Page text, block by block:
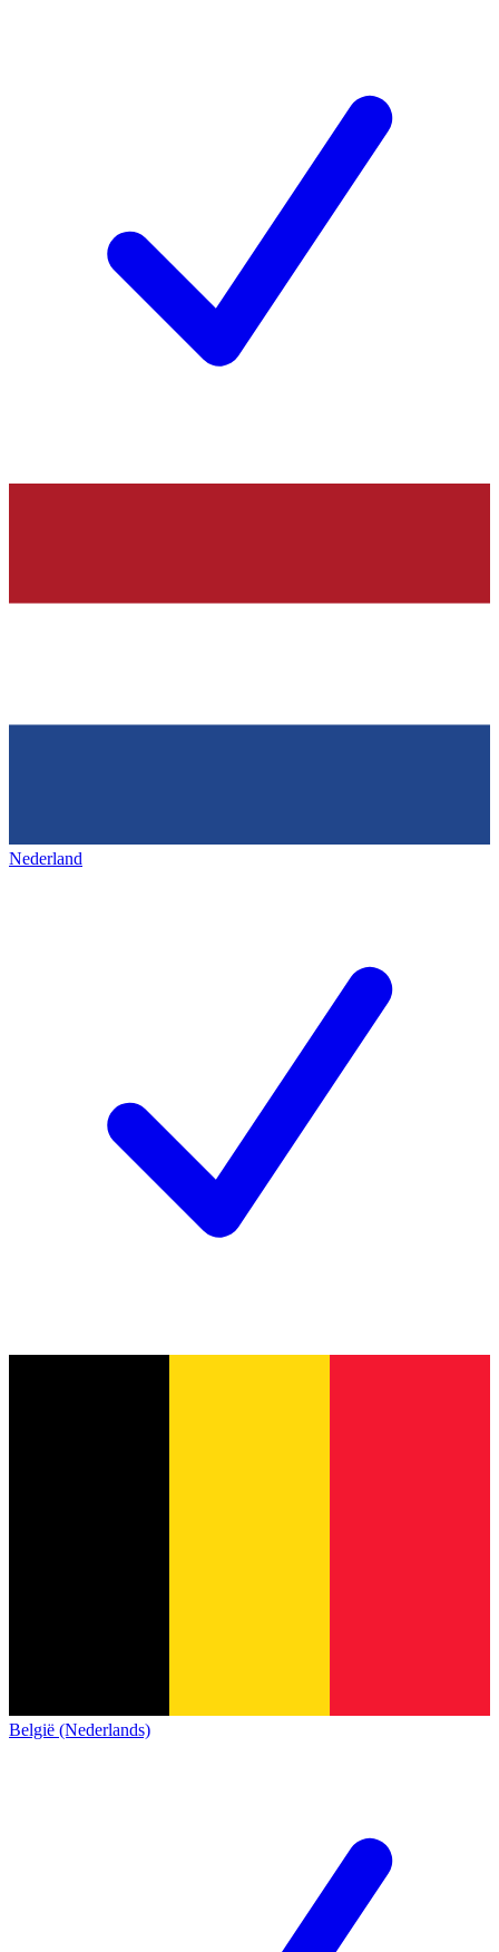
Nederland
België (Nederlands)